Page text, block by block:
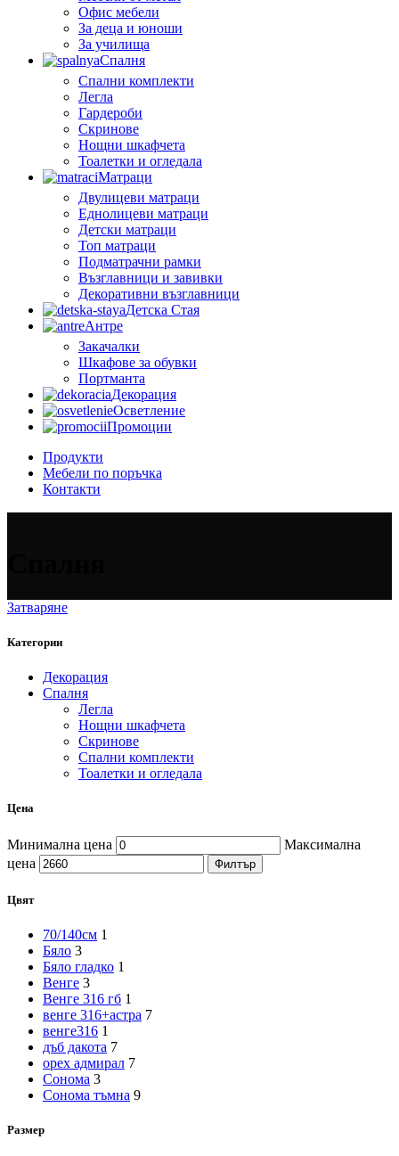
Офис мебели
За деца и юноши
За училища
Спалня
Спални комплекти
Легла
Гардероби
Скринове
Нощни шкафчета
Тоалетки и огледала
Матраци
Двулицеви матраци
Еднолицеви матраци
Детски матраци
Топ матраци
Подматрачни рамки
Възглавници и завивки
Декоративни възглавници
Детска Стая
Антре
Закачалки
Шкафове за обувки
Портманта
Декорация
Осветление
Промоции
Продукти
Мебели по поръчка
Контакти
Затваряне
Категории
Декорация
Спалня
Легла
Нощни шкафчета
Скринове
Спални комплекти
Тоалетки и огледала
Цена
Минимална цена
Максимална
цена
Филтър
Цвят
70/140см 1
Бяло 3
Бяло гладко 1
Венге 3
Венге 316 гб 1
венге 316+астра 7
венге316 1
дъб дакота 7
орех адмирал 7
Сонома 3
Сонома тъмна 9
Размер